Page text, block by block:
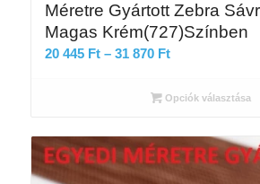
Méretre Gyártott Zebra
Magas Krém(727)Színben
20 445 Ft – 31 870 FtÁrtartomány:
445 Ft
31
870 Ft
Opciók választása